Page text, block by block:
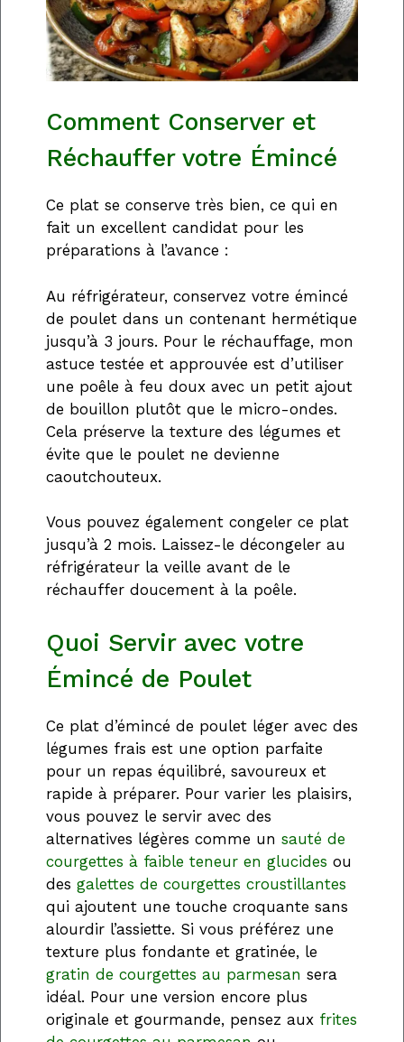
Comment Conserver et
Réchauffer votre Émincé
Ce plat se conserve très bien, ce qui en
fait un excellent candidat pour les
préparations à l’avance :
Au réfrigérateur, conservez votre émincé
de poulet dans un contenant hermétique
jusqu’à 3 jours. Pour le réchauffage, mon
astuce testée et approuvée est d’utiliser
une poêle à feu doux avec un petit ajout
de bouillon plutôt que le micro-ondes.
Cela préserve la texture des légumes et
évite que le poulet ne devienne
caoutchouteux.
Vous pouvez également congeler ce plat
jusqu’à 2 mois. Laissez-le décongeler au
réfrigérateur la veille avant de le
réchauffer doucement à la poêle.
Quoi Servir avec votre
Émincé de Poulet
Ce plat d’émincé de poulet léger avec des
légumes frais est une option parfaite
pour un repas équilibré, savoureux et
rapide à préparer. Pour varier les plaisirs,
vous pouvez le servir avec des
alternatives légères comme un sauté de
courgettes à faible teneur en glucides ou
des galettes de courgettes croustillantes
qui ajoutent une touche croquante sans
alourdir l’assiette. Si vous préférez une
texture plus fondante et gratinée, le
gratin de courgettes au parmesan sera
idéal. Pour une version encore plus
originale et gourmande, pensez aux frites